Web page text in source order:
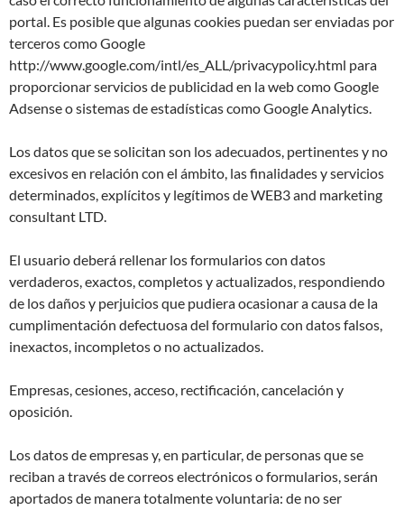
portal. Es posible que algunas cookies puedan ser enviadas por
terceros como Google
http://www.google.com/intl/es_ALL/privacypolicy.html para
proporcionar servicios de publicidad en la web como Google
Adsense o sistemas de estadísticas como Google Analytics.
Los datos que se solicitan son los adecuados, pertinentes y no
excesivos en relación con el ámbito, las finalidades y servicios
determinados, explícitos y legítimos de WEB3 and marketing
consultant LTD.
El usuario deberá rellenar los formularios con datos
verdaderos, exactos, completos y actualizados, respondiendo
de los daños y perjuicios que pudiera ocasionar a causa de la
cumplimentación defectuosa del formulario con datos falsos,
inexactos, incompletos o no actualizados.
Empresas, cesiones, acceso, rectificación, cancelación y
oposición.
Los datos de empresas y, en particular, de personas que se
reciban a través de correos electrónicos o formularios, serán
aportados de manera totalmente voluntaria: de no ser